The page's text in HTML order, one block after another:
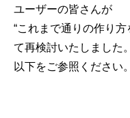
ユーザーの皆さんが
“これまで通りの作り
て再検討いたしました
以下をご参照ください。